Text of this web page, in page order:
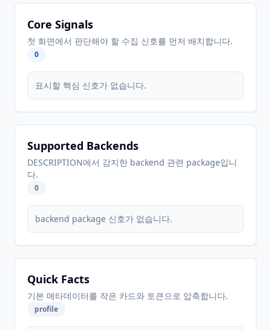
Core Signals
첫 화면에서 판단해야 할 수집 신호를 먼저 배치합니다.
0
표시할 핵심 신호가 없습니다.
Supported Backends
DESCRIPTION에서 감지한 backend 관련 package입니
다.
0
backend package 신호가 없습니다.
Quick Facts
기본 메타데이터를 작은 카드와 토큰으로 압축합니다.
profile